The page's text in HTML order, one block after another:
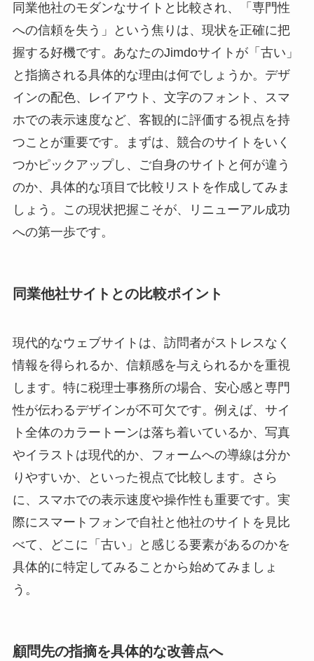
同業他社のモダンなサイトと比較され、「専門性
への信頼を失う」という焦りは、現状を正確に把
握する好機です。あなたのJimdoサイトが「古い」
と指摘される具体的な理由は何でしょうか。デザ
インの配色、レイアウト、文字のフォント、スマ
ホでの表示速度など、客観的に評価する視点を持
つことが重要です。まずは、競合のサイトをいく
つかピックアップし、ご自身のサイトと何が違う
のか、具体的な項目で比較リストを作成してみま
しょう。この現状把握こそが、リニューアル成功
への第一歩です。
同業他社サイトとの比較ポイント
現代的なウェブサイトは、訪問者がストレスなく
情報を得られるか、信頼感を与えられるかを重視
します。特に税理士事務所の場合、安心感と専門
性が伝わるデザインが不可欠です。例えば、サイ
ト全体のカラートーンは落ち着いているか、写真
やイラストは現代的か、フォームへの導線は分か
りやすいか、といった視点で比較します。さら
に、スマホでの表示速度や操作性も重要です。実
際にスマートフォンで自社と他社のサイトを見比
べて、どこに「古い」と感じる要素があるのかを
具体的に特定してみることから始めてみましょ
う。
顧問先の指摘を具体的な改善点へ